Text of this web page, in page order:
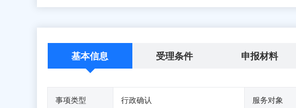
基本信息 受理条件 申报材料
事项类型 行政确认 服务对象